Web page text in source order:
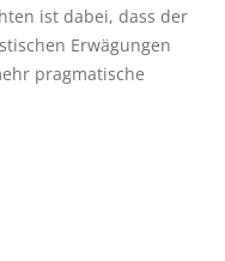
ist dabei, dass der
Erwägungen
pragmatische